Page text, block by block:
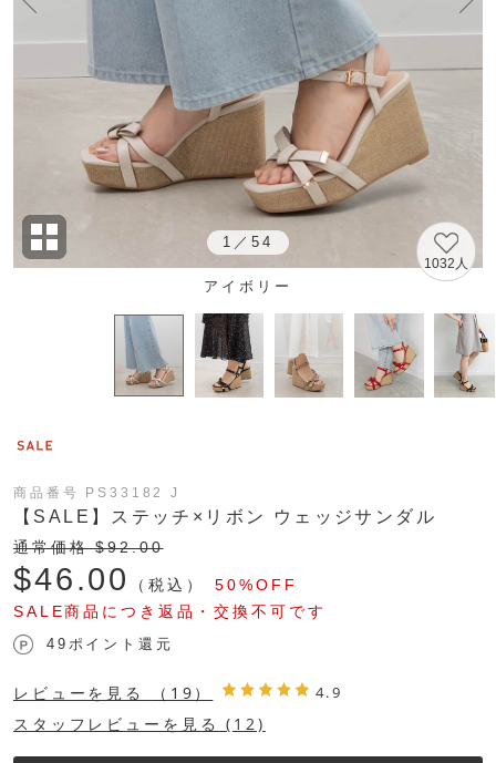
1 ／ 54
1032人
アイボリー
商品番号 PS33182 J
【SALE】ステッチ×リボン ウェッジサンダル
通常価格 $‌92.00
$‌46.00 （税込）
50%OFF
SALE商品につき返品・交換不可です
49ポイント還元
レビューを見る （19） 4.9
スタッフレビューを見る (12)